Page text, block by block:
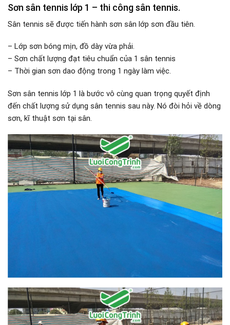
Sơn sân tennis lớp 1 – thi công sân tennis.
Sân tennis sẽ được tiến hành sơn sân lớp sơn đầu tiên.
– Lớp sơn bóng mịn, đồ dày vừa phải.
– Sơn chất lượng đạt tiêu chuẩn của 1 sân tennis
– Thời gian sơn dao động trong 1 ngày làm việc.
Sơn sân tennis lớp 1 là bước vô cùng quan trọng quyết định
đến chất lượng sử dụng sân tennis sau này. Nó đòi hỏi về dòng
sơn, kĩ thuật sơn tại sân.